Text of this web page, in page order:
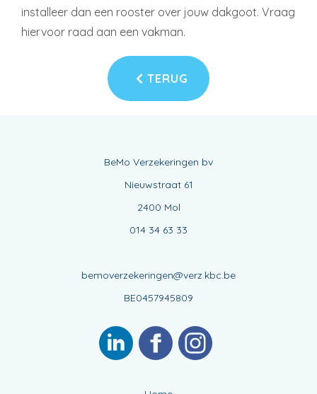
installeer dan een rooster over jouw dakgoot. Vraag
hiervoor raad aan een vakman.
TERUG
BeMo Verzekeringen bv
Nieuwstraat 61
2400 Mol
014 34 63 33
bemoverzekeringen@verz.kbc.be
BE0457945809